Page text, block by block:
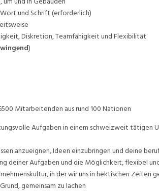
und Schrift (erforderlich)
Diskretion, Teamfähigkeit und Flexibilität
)
Mitarbeitenden aus rund 100 Nationen
Aufgaben in einem schweizweit tätigen
anzueignen, Ideen einzubringen und deine
deiner Aufgaben und die Möglichkeit, flexibel
in der wir uns in hektischen Zeiten
gemeinsam zu lachen